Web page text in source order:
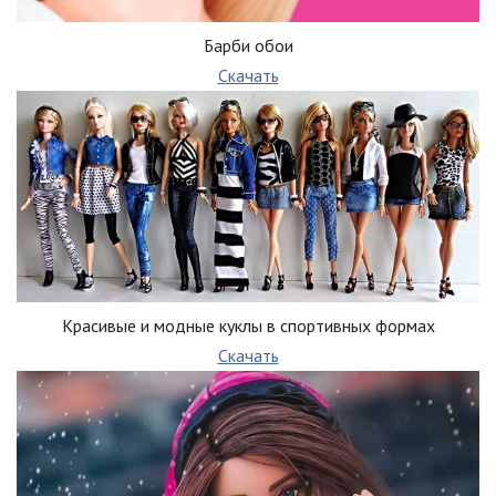
Барби обои
Скачать
Красивые и модные куклы в спортивных формах
Скачать